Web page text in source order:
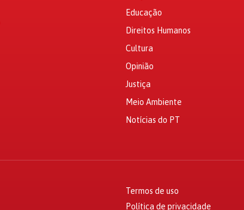
Educação
Direitos Humanos
Cultura
Opinião
Justiça
Meio Ambiente
Notícias do PT
Termos de uso
Política de privacidade